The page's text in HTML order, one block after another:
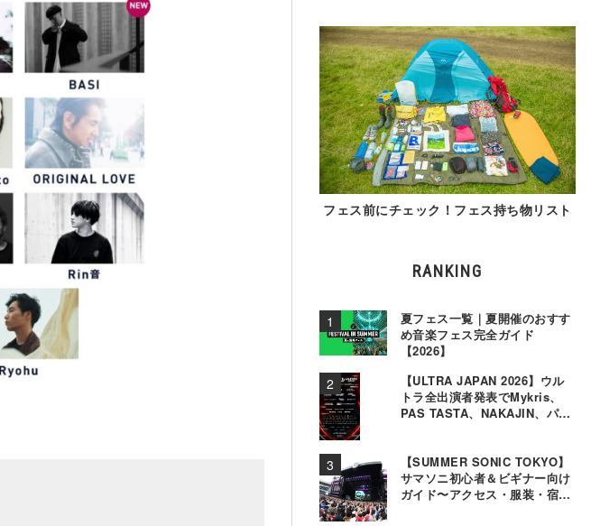
フェス前にチェック！フェス持ち物リスト
RANKING
夏フェス一覧｜夏開催のおすす
め音楽フェス完全ガイド
【2026】
【ULTRA JAPAN 2026】ウル
トラ全出演者発表でMykris、
PAS TASTA、NAKAJIN、パソ
【SUMMER SONIC TOKYO】
サマソニ初心者＆ビギナー向け
ガイド〜アクセス・服装・宿泊